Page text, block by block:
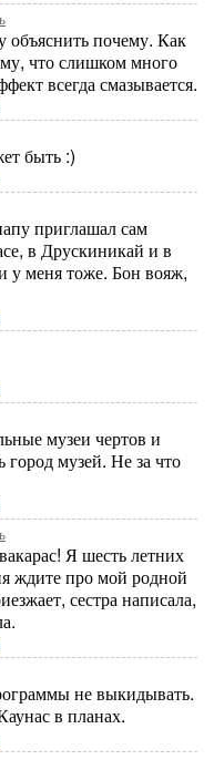
объяснить почему. Как
что слишком много
всегда смазывается.
быть :)
приглашал сам
в Друскиникай и в
у меня тоже. Бон вояж,
музеи чертов и
музей. Не за что
Я шесть летних
ждите про мой родной
сестра написала,
не выкидывать.
в планах.